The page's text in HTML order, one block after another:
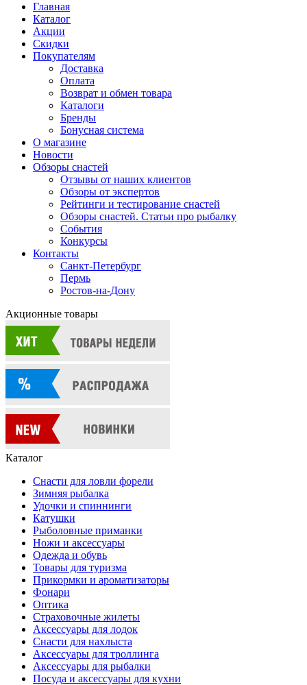
Главная
Каталог
Акции
Скидки
Покупателям
Доставка
Оплата
Возврат и обмен товара
Каталоги
Бренды
Бонусная система
О магазине
Новости
Обзоры снастей
Отзывы от наших клиентов
Обзоры от экспертов
Рейтинги и тестирование снастей
Обзоры снастей. Статьи про рыбалку
События
Конкурсы
Контакты
Санкт-Петербург
Пермь
Ростов-на-Дону
Акционные товары
Каталог
Снасти для ловли форели
Зимняя рыбалка
Удочки и спиннинги
Катушки
Рыболовные приманки
Ножи и аксессуары
Одежда и обувь
Товары для туризма
Прикормки и ароматизаторы
Фонари
Оптика
Страховочные жилеты
Аксессуары для лодок
Снасти для нахлыста
Аксессуары для троллинга
Аксессуары для рыбалки
Посуда и аксессуары для кухни